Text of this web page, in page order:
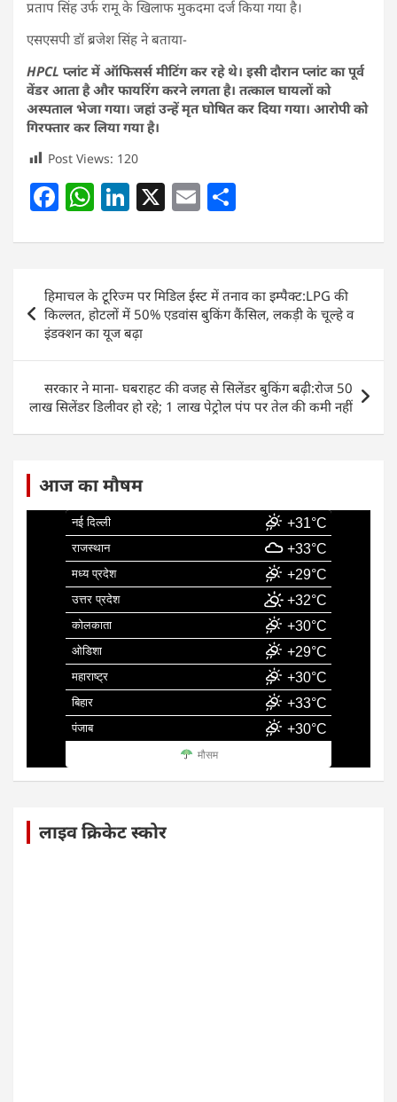
प्रताप सिंह उर्फ रामू के खिलाफ मुकदमा दर्ज किया गया है।
एसएसपी डॉ ब्रजेश सिंह ने बताया-
HPCL प्लांट में ऑफिसर्स मीटिंग कर रहे थे। इसी दौरान प्लांट का पूर्व
वेंडर आता है और फायरिंग करने लगता है। तत्काल घायलों को
अस्पताल भेजा गया। जहां उन्हें मृत घोषित कर दिया गया। आरोपी को
गिरफ्तार कर लिया गया है।
Post Views: 120
F
c
e
b
o
o
k
W
at
s
A
p
p
Li
k
e
dI
n
X E
ai
l
ar
e
Post
navigation
हिमाचल के टूरिज्म पर मिडिल ईस्ट में तनाव का इम्पैक्ट:LPG की
किल्लत, होटलों में 50% एडवांस बुकिंग कैंसिल, लकड़ी के चूल्हे व
इंडक्शन का यूज बढ़ा
सरकार ने माना- घबराहट की वजह से सिलेंडर बुकिंग बढ़ी:रोज 50
लाख सिलेंडर डिलीवर हो रहे; 1 लाख पेट्रोल पंप पर तेल की कमी नहीं
आज का मौषम
नई दिल्ली +31°C
राजस्थान +33°C
मध्य प्रदेश +29°C
उत्तर प्रदेश +32°C
कोलकाता +30°C
ओडिशा +29°C
महाराष्ट्र +30°C
बिहार +33°C
पंजाब +30°C
मौसम
लाइव क्रिकेट स्कोर